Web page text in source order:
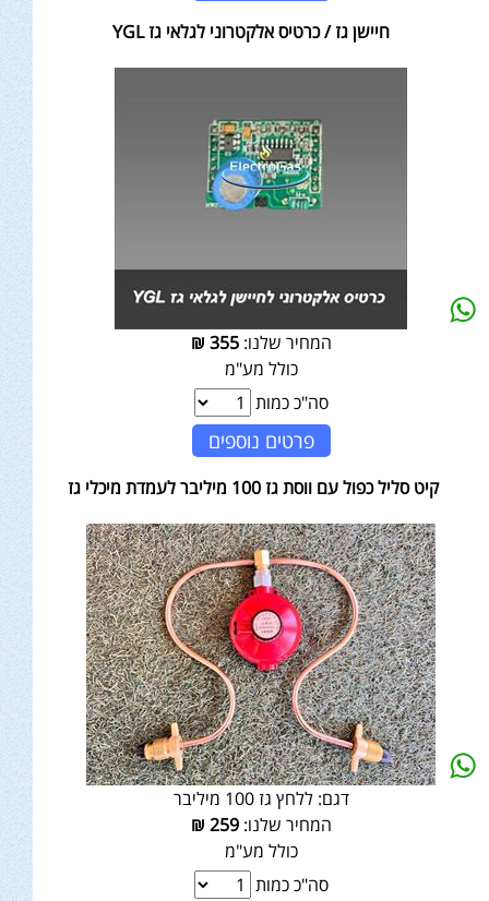
חיישן גז / כרטיס אלקטרוני לגלאי גז YGL
המחיר שלנו:355
₪
כולל מע"מ
סה"כ כמות
פרטים נוספים
קיט סליל כפול עם ווסת גז 100 מיליבר לעמדת מיכלי גז
דגם: ללחץ גז 100 מיליבר
המחיר שלנו:259
₪
כולל מע"מ
סה"כ כמות